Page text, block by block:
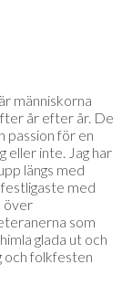
människorna
år efter år. De
passion för en
eller inte. Jag har
längs med
med
över
som
glada ut och
och folkfesten